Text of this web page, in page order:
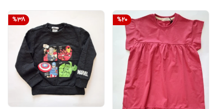
%20
%38